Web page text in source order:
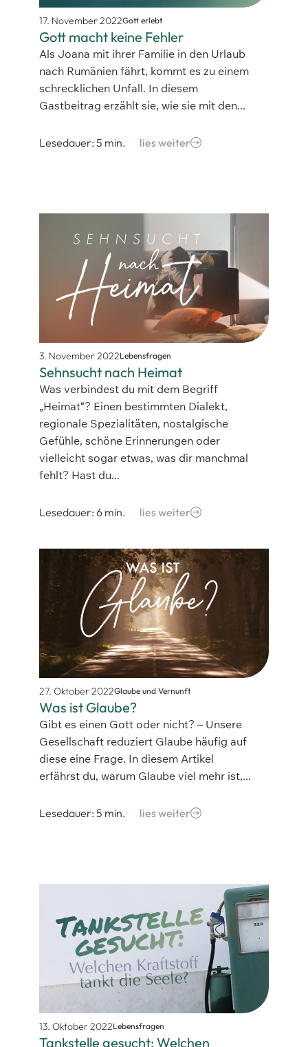
17. November 2022Gott erlebt
Gott macht keine Fehler
Als Joana mit ihrer Familie in den Urlaub
nach Rumänien fährt, kommt es zu einem
schrecklichen Unfall. In diesem
Gastbeitrag erzählt sie, wie sie mit den...
Lesedauer: 5 min. lies weiter
3. November 2022Lebensfragen
Sehnsucht nach Heimat
Was verbindest du mit dem Begriff
„Heimat“? Einen bestimmten Dialekt,
regionale Spezialitäten, nostalgische
Gefühle, schöne Erinnerungen oder
vielleicht sogar etwas, was dir manchmal
fehlt? Hast du...
Lesedauer: 6 min. lies weiter
27. Oktober 2022Glaube und Vernunft
Was ist Glaube?
Gibt es einen Gott oder nicht? – Unsere
Gesellschaft reduziert Glaube häufig auf
diese eine Frage. In diesem Artikel
erfährst du, warum Glaube viel mehr ist,...
Lesedauer: 5 min. lies weiter
13. Oktober 2022Lebensfragen
Tankstelle gesucht: Welchen